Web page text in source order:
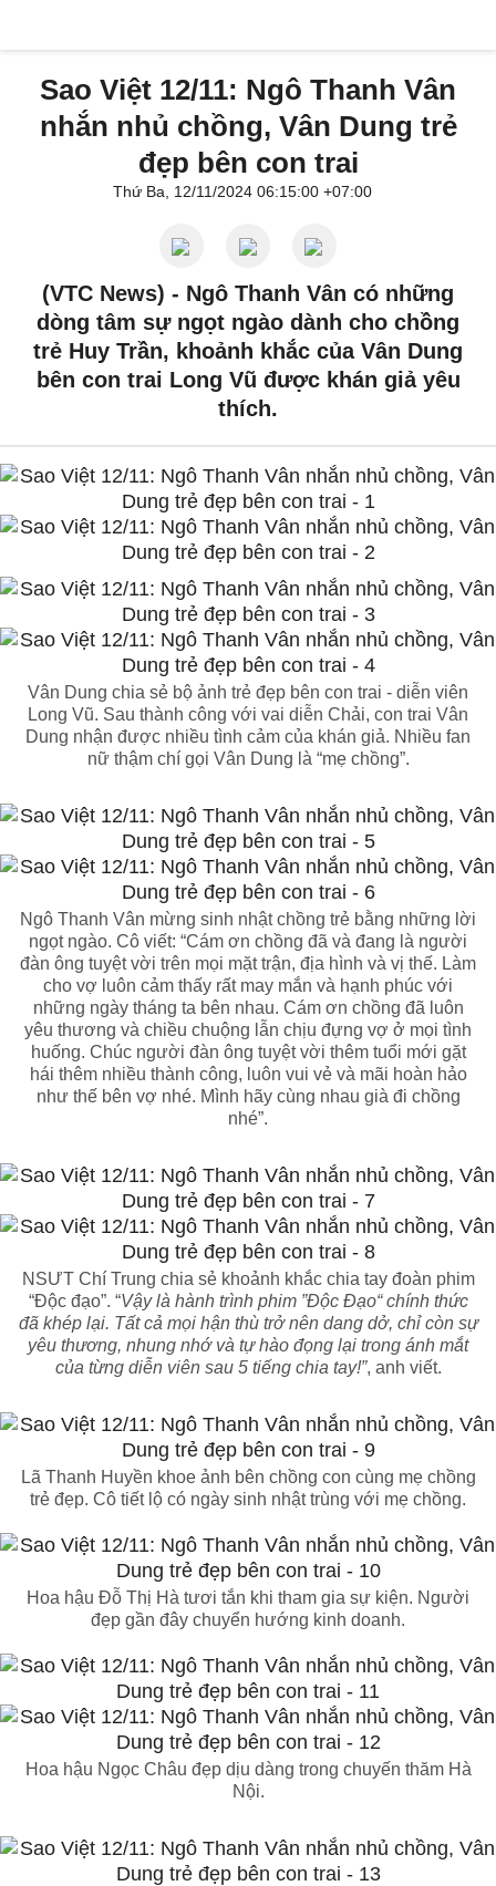
Sao Việt 12/11: Ngô Thanh Vân
nhắn nhủ chồng, Vân Dung trẻ
đẹp bên con trai
Thứ Ba, 12/11/2024 06:15:00 +07:00
(VTC News) - Ngô Thanh Vân có những
dòng tâm sự ngọt ngào dành cho chồng
trẻ Huy Trần, khoảnh khắc của Vân Dung
bên con trai Long Vũ được khán giả yêu
thích.
Vân Dung chia sẻ bộ ảnh trẻ đẹp bên con trai - diễn viên
Long Vũ. Sau thành công với vai diễn Chải, con trai Vân
Dung nhận được nhiều tình cảm của khán giả. Nhiều fan
nữ thậm chí gọi Vân Dung là “mẹ chồng”.
Ngô Thanh Vân mừng sinh nhật chồng trẻ bằng những lời
ngọt ngào. Cô viết: “Cám ơn chồng đã và đang là người
đàn ông tuyệt vời trên mọi mặt trận, địa hình và vị thế. Làm
cho vợ luôn cảm thấy rất may mắn và hạnh phúc với
những ngày tháng ta bên nhau. Cám ơn chồng đã luôn
yêu thương và chiều chuộng lẫn chịu đựng vợ ở mọi tình
huống. Chúc người đàn ông tuyệt vời thêm tuổi mới gặt
hái thêm nhiều thành công, luôn vui vẻ và mãi hoàn hảo
như thế bên vợ nhé. Mình hãy cùng nhau già đi chồng
nhé”.
NSƯT Chí Trung chia sẻ khoảnh khắc chia tay đoàn phim
“Độc đạo”. “Vậy là hành trình phim ”Độc Đạo“ chính thức
đã khép lại. Tất cả mọi hận thù trở nên dang dở, chỉ còn sự
yêu thương, nhung nhớ và tự hào đọng lại trong ánh mắt
của từng diễn viên sau 5 tiếng chia tay!”, anh viết.
Lã Thanh Huyền khoe ảnh bên chồng con cùng mẹ chồng
trẻ đẹp. Cô tiết lộ có ngày sinh nhật trùng với mẹ chồng.
Hoa hậu Đỗ Thị Hà tươi tắn khi tham gia sự kiện. Người
đẹp gần đây chuyển hướng kinh doanh.
Hoa hậu Ngọc Châu đẹp dịu dàng trong chuyến thăm Hà
Nội.